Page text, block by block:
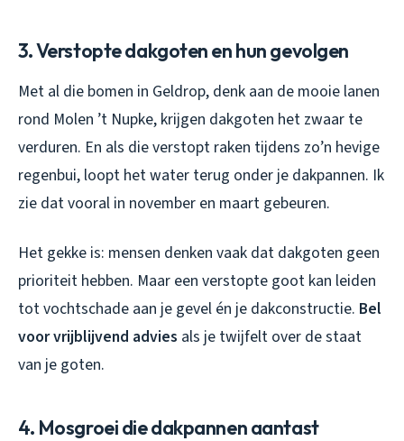
3. Verstopte dakgoten en hun gevolgen
Met al die bomen in Geldrop, denk aan de mooie lanen
rond Molen ’t Nupke, krijgen dakgoten het zwaar te
verduren. En als die verstopt raken tijdens zo’n hevige
regenbui, loopt het water terug onder je dakpannen. Ik
zie dat vooral in november en maart gebeuren.
Het gekke is: mensen denken vaak dat dakgoten geen
prioriteit hebben. Maar een verstopte goot kan leiden
tot vochtschade aan je gevel én je dakconstructie. Bel
voor vrijblijvend advies als je twijfelt over de staat
van je goten.
4. Mosgroei die dakpannen aantast